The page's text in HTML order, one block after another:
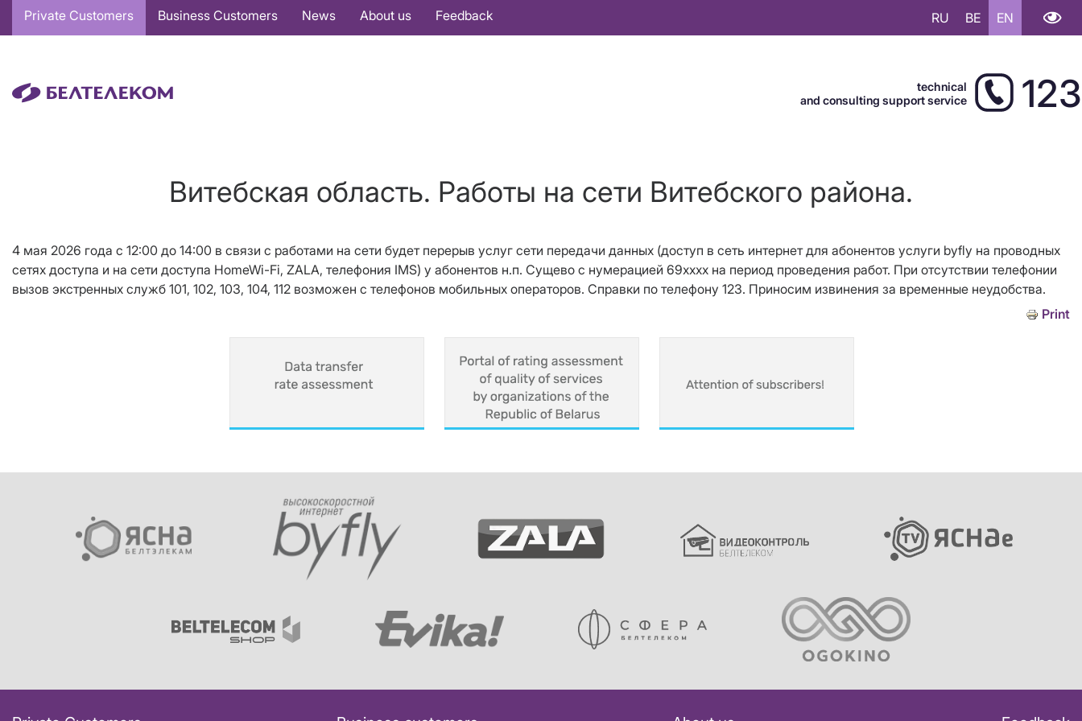
Основная
навигация
Private Customers Business Customers News About us Feedback RU BE EN
technical
and consulting support service
123
Витебская область. Работы на сети Витебского района.
4 мая 2026 года с 12:00 до 14:00 в связи с работами на сети будет перерыв услуг сети передачи данных (доступ в сеть интернет для абонентов услуги byfly на проводных
сетях доступа и на сети доступа HomeWi-Fi, ZALA, телефония IMS) у абонентов н.п. Сущево с нумерацией 69хххх на период проведения работ. При отсутствии телефонии
вызов экстренных служб 101, 102, 103, 104, 112 возможен с телефонов мобильных операторов. Справки по телефону 123. Приносим извинения за временные неудобства.
Print